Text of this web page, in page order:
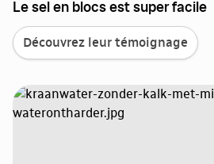
Le sel en blocs est super facile
Découvrez leur témoignage